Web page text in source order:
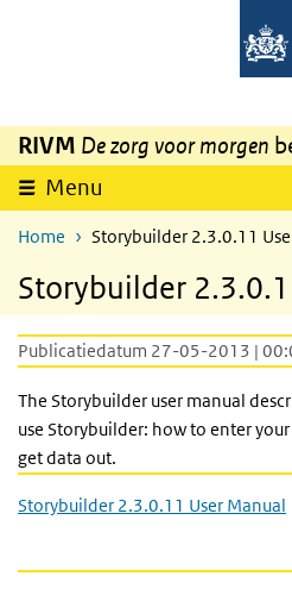
Overslaan en naar de inhoud gaan
RIVM De zorg voor morgen
Menu
Home Storybuilder 2.3.0.11
Storybuilder
Publicatiedatum 27-05-2013 |
The Storybuilder user manual
use Storybuilder: how to enter
get data out.
Storybuilder 2.3.0.11 User Manual